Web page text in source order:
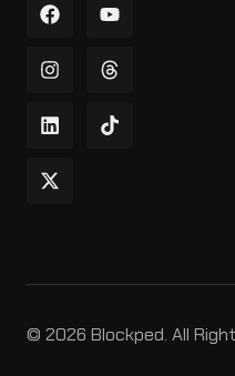
© 2026 Blockped. All